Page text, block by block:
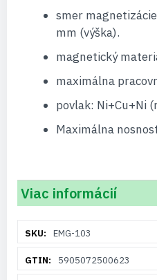
smer
mm (výška).
magnetický
maximálna
povlak: Ni+Cu+Ni
Maximálna
Viac informácií
informáciíEMG-103
5905072500623